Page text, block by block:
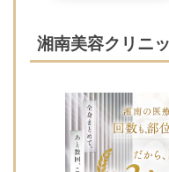
湘南美容クリニ